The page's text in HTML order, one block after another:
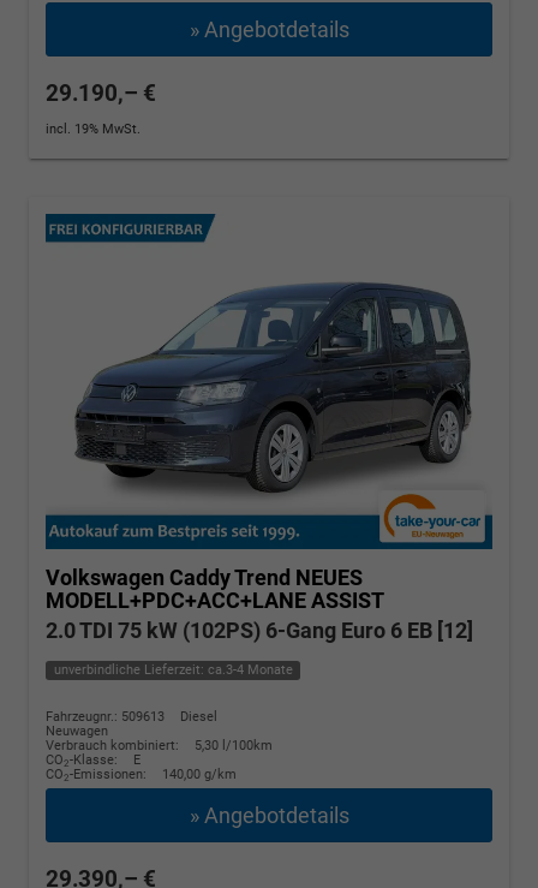
» Angebotdetails
29.190,– €
incl. 19% MwSt.
Volkswagen CaddyTrend NEUES
MODELL+PDC+ACC+LANE ASSIST
2.0 TDI 75 kW (102PS) 6-Gang Euro 6 EB [12]
unverbindliche Lieferzeit: ca.3-4 Monate
Fahrzeugnr.: 509613
Diesel
Neuwagen
Verbrauch kombiniert:
5,30 l/100km
CO2-Klasse:
E
CO2-Emissionen: 140,00 g/km
» Angebotdetails
29.390,– €